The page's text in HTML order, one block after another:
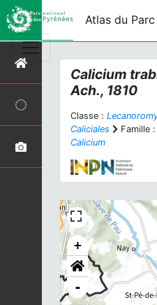
Atlas du
Calicium
Ach., 1810
Classe :
Caliciales
Famille :
Calicium
+
-